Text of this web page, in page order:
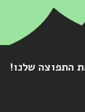
התפוצה שלנו!